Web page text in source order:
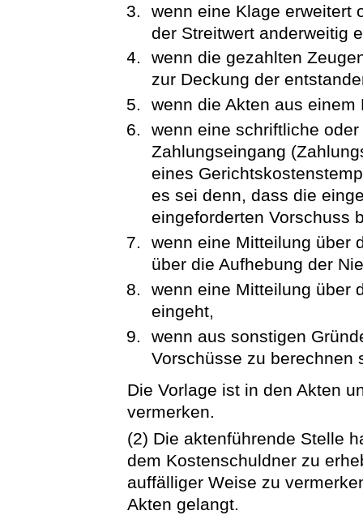
wenn eine Klage erweitert
der Streitwert anderweitig
wenn die gezahlten
zur Deckung der
wenn die Akten aus
wenn eine schriftliche
Zahlungseingang
eines
es sei denn, dass die
eingeforderten Vorschuss
wenn eine Mitteilung über
über die Aufhebung der
wenn eine Mitteilung über
eingeht,
wenn aus sonstigen
Vorschüsse zu berechnen
Die Vorlage ist in den Akten
vermerken.
(2) Die aktenführende Stelle
dem Kostenschuldner zu
auffälliger Weise zu
Akten gelangt.